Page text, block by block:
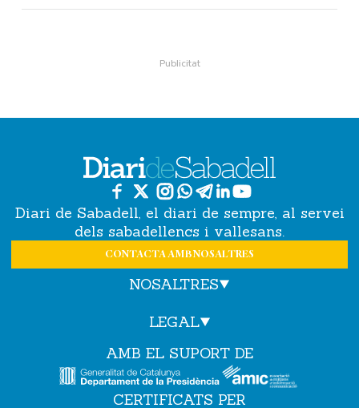
Diari de Sabadell, el diari de sempre, al servei
dels sabadellencs i vallesans.
CONTACTA AMB NOSALTRES
NOSALTRES
LEGAL
AMB EL SUPORT DE
CERTIFICATS PER